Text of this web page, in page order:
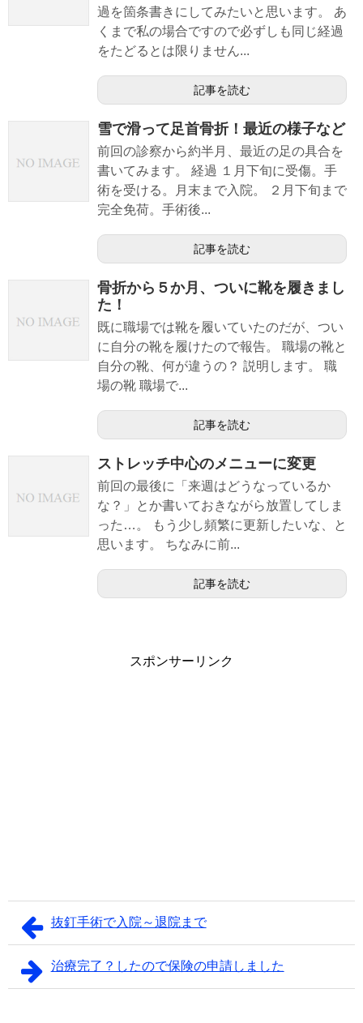
過を箇条書きにしてみたいと思います。 あ
くまで私の場合ですので必ずしも同じ経過
をたどるとは限りません...
記事を読む
雪で滑って足首骨折！最近の様子など
前回の診察から約半月、最近の足の具合を
書いてみます。 経過 １月下旬に受傷。手
術を受ける。月末まで入院。 ２月下旬まで
完全免荷。手術後...
記事を読む
骨折から５か月、ついに靴を履きまし
た！
既に職場では靴を履いていたのだが、つい
に自分の靴を履けたので報告。 職場の靴と
自分の靴、何が違うの？ 説明します。 職
場の靴 職場で...
記事を読む
ストレッチ中心のメニューに変更
前回の最後に「来週はどうなっているか
な？」とか書いておきながら放置してしま
った…。 もう少し頻繁に更新したいな、と
思います。 ちなみに前...
記事を読む
スポンサーリンク
抜釘手術で入院～退院まで
治療完了？したので保険の申請しました